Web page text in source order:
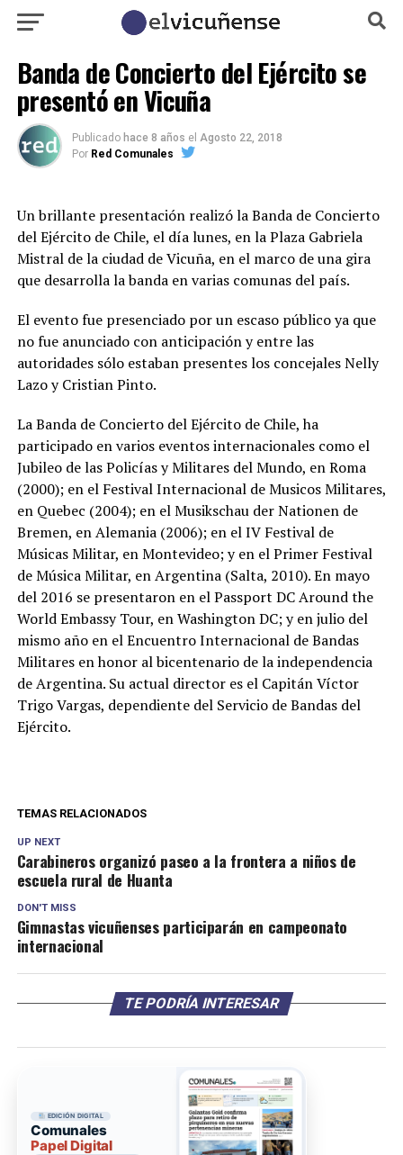
Banda de Concierto del Ejército se
presentó en Vicuña
Publicado hace 8 años el Agosto 22, 2018
Por Red Comunales
Un brillante presentación realizó la Banda de Concierto
del Ejército de Chile, el día lunes, en la Plaza Gabriela
Mistral de la ciudad de Vicuña, en el marco de una gira
que desarrolla la banda en varias comunas del país.
El evento fue presenciado por un escaso público ya que
no fue anunciado con anticipación y entre las
autoridades sólo estaban presentes los concejales Nelly
Lazo y Cristian Pinto.
La Banda de Concierto del Ejército de Chile, ha
participado en varios eventos internacionales como el
Jubileo de las Policías y Militares del Mundo, en Roma
(2000); en el Festival Internacional de Musicos Militares,
en Quebec (2004); en el Musikschau der Nationen de
Bremen, en Alemania (2006); en el IV Festival de
Músicas Militar, en Montevideo; y en el Primer Festival
de Música Militar, en Argentina (Salta, 2010). En mayo
del 2016 se presentaron en el Passport DC Around the
World Embassy Tour, en Washington DC; y en julio del
mismo año en el Encuentro Internacional de Bandas
Militares en honor al bicentenario de la independencia
de Argentina. Su actual director es el Capitán Víctor
Trigo Vargas, dependiente del Servicio de Bandas del
Ejército.
TEMAS RELACIONADOS
UP NEXT
Carabineros organizó paseo a la frontera a niños de
escuela rural de Huanta
DON'T MISS
Gimnastas vicuñenses participarán en campeonato
internacional
TE PODRÍA INTERESAR
EDICIÓN DIGITAL
Comunales
Papel Digital